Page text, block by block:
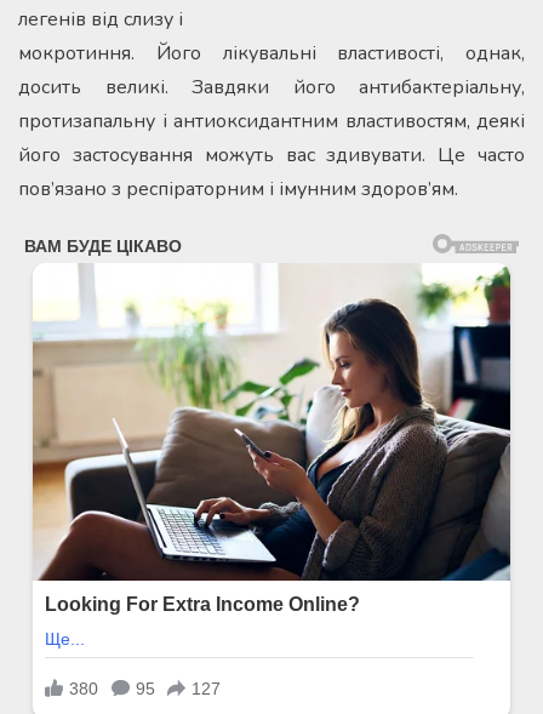
легенів від слизу і
мокротиння. Його лікувальні властивості, однак,
досить великі. Завдяки його антибактеріальну,
протизапальну і антиоксидантним властивостям, деякі
його застосування можуть вас здивувати. Це часто
пов’язано з респіраторним і імунним здоров’ям.